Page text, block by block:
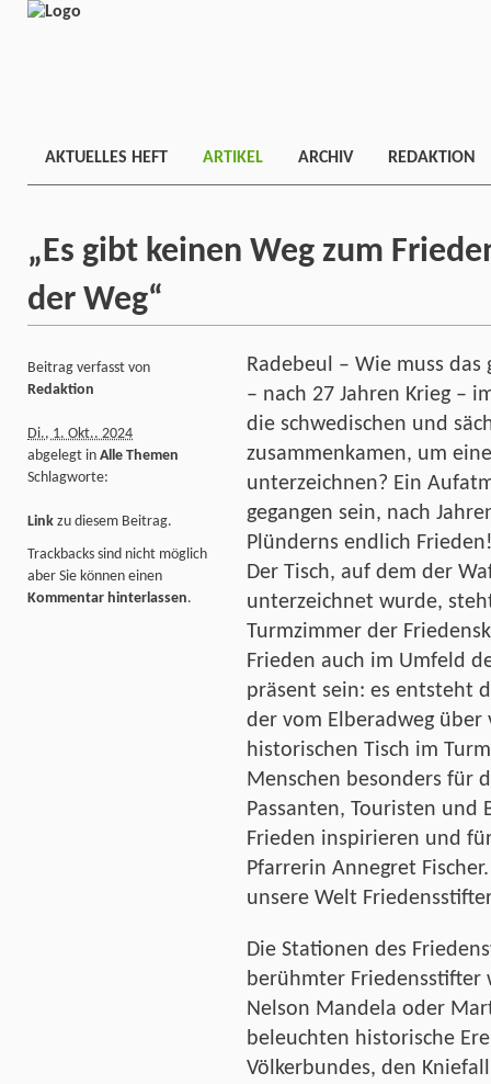
AKTUELLES HEFT ARTIKEL ARCHIV REDAKTION
„Es gibt keinen Weg zum
der Weg“
Radebeul – Wie muss das
– nach 27 Jahren Krieg –
die schwedischen und
zusammenkamen, um
unterzeichnen? Ein
gegangen sein, nach
Plünderns endlich
Der Tisch, auf dem der
unterzeichnet wurde,
Turmzimmer der
Frieden auch im Umfeld
präsent sein: es entsteht
der vom Elberadweg über
historischen Tisch im
Menschen besonders für
Passanten, Touristen und
Frieden inspirieren und
Pfarrerin Annegret
unsere Welt
Die Stationen des
berühmter Friedensstifter
Nelson Mandela oder
beleuchten historische
Völkerbundes, den
Beitrag verfasst von
Redaktion
Di., 1. Okt.. 2024
abgelegt in Alle Themen
Schlagworte:
Link zu diesem Beitrag.
Trackbacks sind nicht möglich
aber Sie können einen
Kommentar hinterlassen.